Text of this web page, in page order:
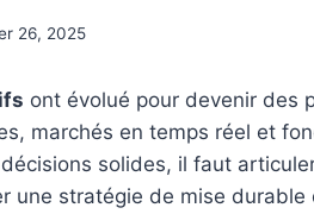
26, 2025
ont évolué pour devenir des
marchés en temps réel et
solides, il faut
une stratégie de mise